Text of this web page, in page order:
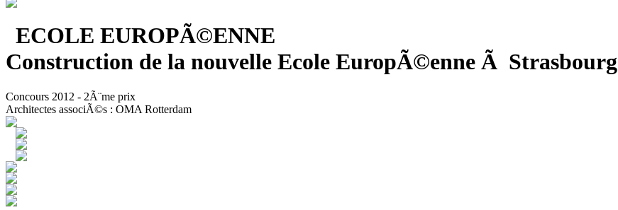
ECOLE EUROPÃ©ENNE
Construction de la nouvelle Ecole EuropÃ©enne Ã Strasbourg
Concours 2012 - 2Ã¨me prix
Architectes associÃ©s : OMA Rotterdam